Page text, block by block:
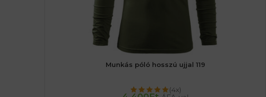
Munkás póló hosszú ujjal 119
(4x)